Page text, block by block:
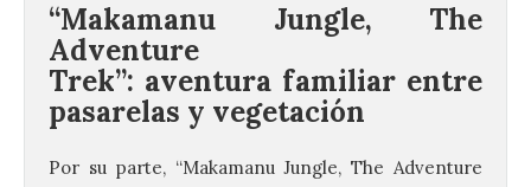
“Makamanu Jungle, The
Adventure
Trek”: aventura familiar entre
pasarelas y vegetación
Por su parte, “Makamanu Jungle, The Adventure